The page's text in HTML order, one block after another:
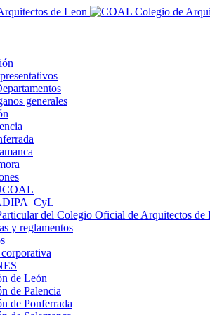
generales
del Colegio Oficial de Arquitectos de
y reglamentos
de León
de Palencia
de Ponferrada